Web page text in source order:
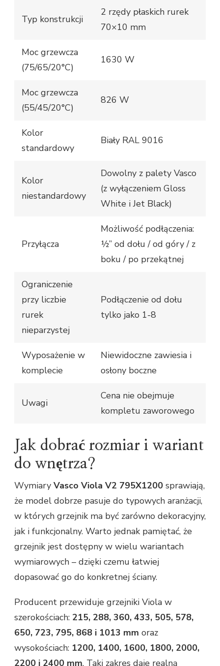
Typ konstrukcji
2 rzędy płaskich rurek
70×10 mm
Moc grzewcza
(75/65/20°C)
1630 W
Moc grzewcza
(55/45/20°C)
826 W
Kolor
standardowy
Biały RAL 9016
Kolor
niestandardowy
Dowolny z palety Vasco
(z wyłączeniem Gloss
White i Jet Black)
Przyłącza
Możliwość podłączenia:
½’’ od dołu / od góry / z
boku / po przekątnej
Ograniczenie
przy liczbie
rurek
nieparzystej
Podłączenie od dołu
tylko jako 1-8
Wyposażenie w
komplecie
Niewidoczne zawiesia i
osłony boczne
Uwagi
Cena nie obejmuje
kompletu zaworowego
Jak dobrać rozmiar i wariant
do wnętrza?
Wymiary Vasco Viola V2 795X1200 sprawiają,
że model dobrze pasuje do typowych aranżacji,
w których grzejnik ma być zarówno dekoracyjny,
jak i funkcjonalny. Warto jednak pamiętać, że
grzejnik jest dostępny w wielu wariantach
wymiarowych – dzięki czemu łatwiej
dopasować go do konkretnej ściany.
Producent przewiduje grzejniki Viola w
szerokościach: 215, 288, 360, 433, 505, 578,
650, 723, 795, 868 i 1013 mm oraz
wysokościach: 1200, 1400, 1600, 1800, 2000,
2200 i 2400 mm. Taki zakres daje realną